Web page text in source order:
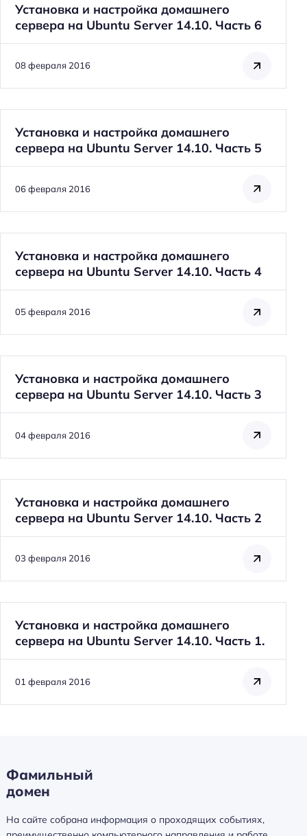
Установка и настройка домашнего
сервера на Ubuntu Server 14.10. Часть 6
08 февраля 2016
Установка и настройка домашнего
сервера на Ubuntu Server 14.10. Часть 5
06 февраля 2016
Установка и настройка домашнего
сервера на Ubuntu Server 14.10. Часть 4
05 февраля 2016
Установка и настройка домашнего
сервера на Ubuntu Server 14.10. Часть 3
04 февраля 2016
Установка и настройка домашнего
сервера на Ubuntu Server 14.10. Часть 2
03 февраля 2016
Установка и настройка домашнего
сервера на Ubuntu Server 14.10. Часть 1.
01 февраля 2016
Фамильный
домен
На сайте собрана информация о проходящих событиях,
а